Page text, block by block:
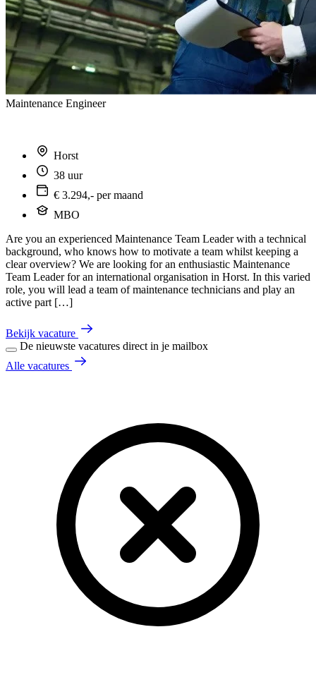
Maintenance Engineer
Horst
38 uur
€ 3.294,- per maand
MBO
Are you an experienced Maintenance Team Leader with a technical
background, who knows how to motivate a team whilst keeping a
clear overview? We are looking for an enthusiastic Maintenance
Team Leader for an international organisation in Horst. In this varied
role, you will lead a team of maintenance technicians and play an
active part […]
Bekijk vacature
De nieuwste vacatures direct in je mailbox
Alle vacatures